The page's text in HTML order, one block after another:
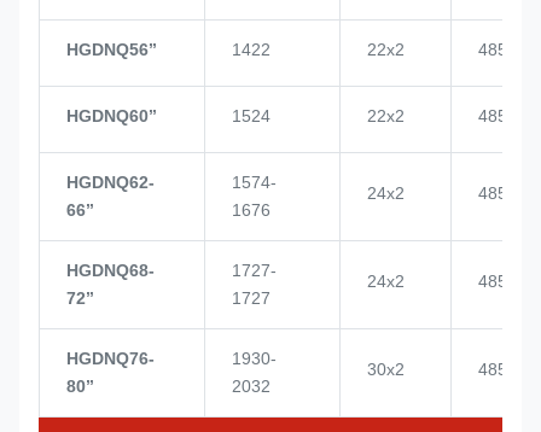
HGDNQ56’’ 1422 22x2 4855
HGDNQ60’’ 1524 22x2 4855
HGDNQ62-
66’’
1574-
1676
24x2 4855
HGDNQ68-
72’’
1727-
1727
24x2 4855
HGDNQ76-
80’’
1930-
2032
30x2 4855